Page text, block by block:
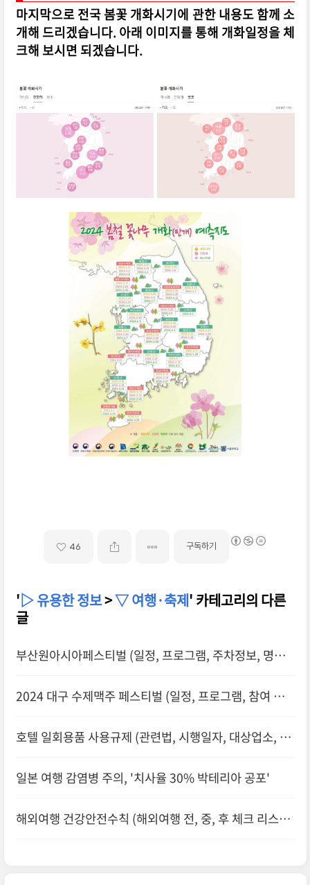
마지막으로 전국 봄꽃 개화시기에 관한 내용도 함께 소
개해 드리겠습니다. 아래 이미지를 통해 개화일정을 체
크해 보시면 되겠습니다.
46 구독하기
'▷ 유용한 정보>▽ 여행·축제' 카테고리의 다른
글
부산원아시아페스티벌 (일정, 프로그램, 주차정보, 명당
2024 대구 수제맥주 페스티벌 (일정, 프로그램, 참여 브
호텔 일회용품 사용규제 (관련법, 시행일자, 대상업소, 과
일본 여행 감염병 주의, '치사율 30% 박테리아 공포'
해외여행 건강안전수칙 (해외여행 전, 중, 후 체크 리스